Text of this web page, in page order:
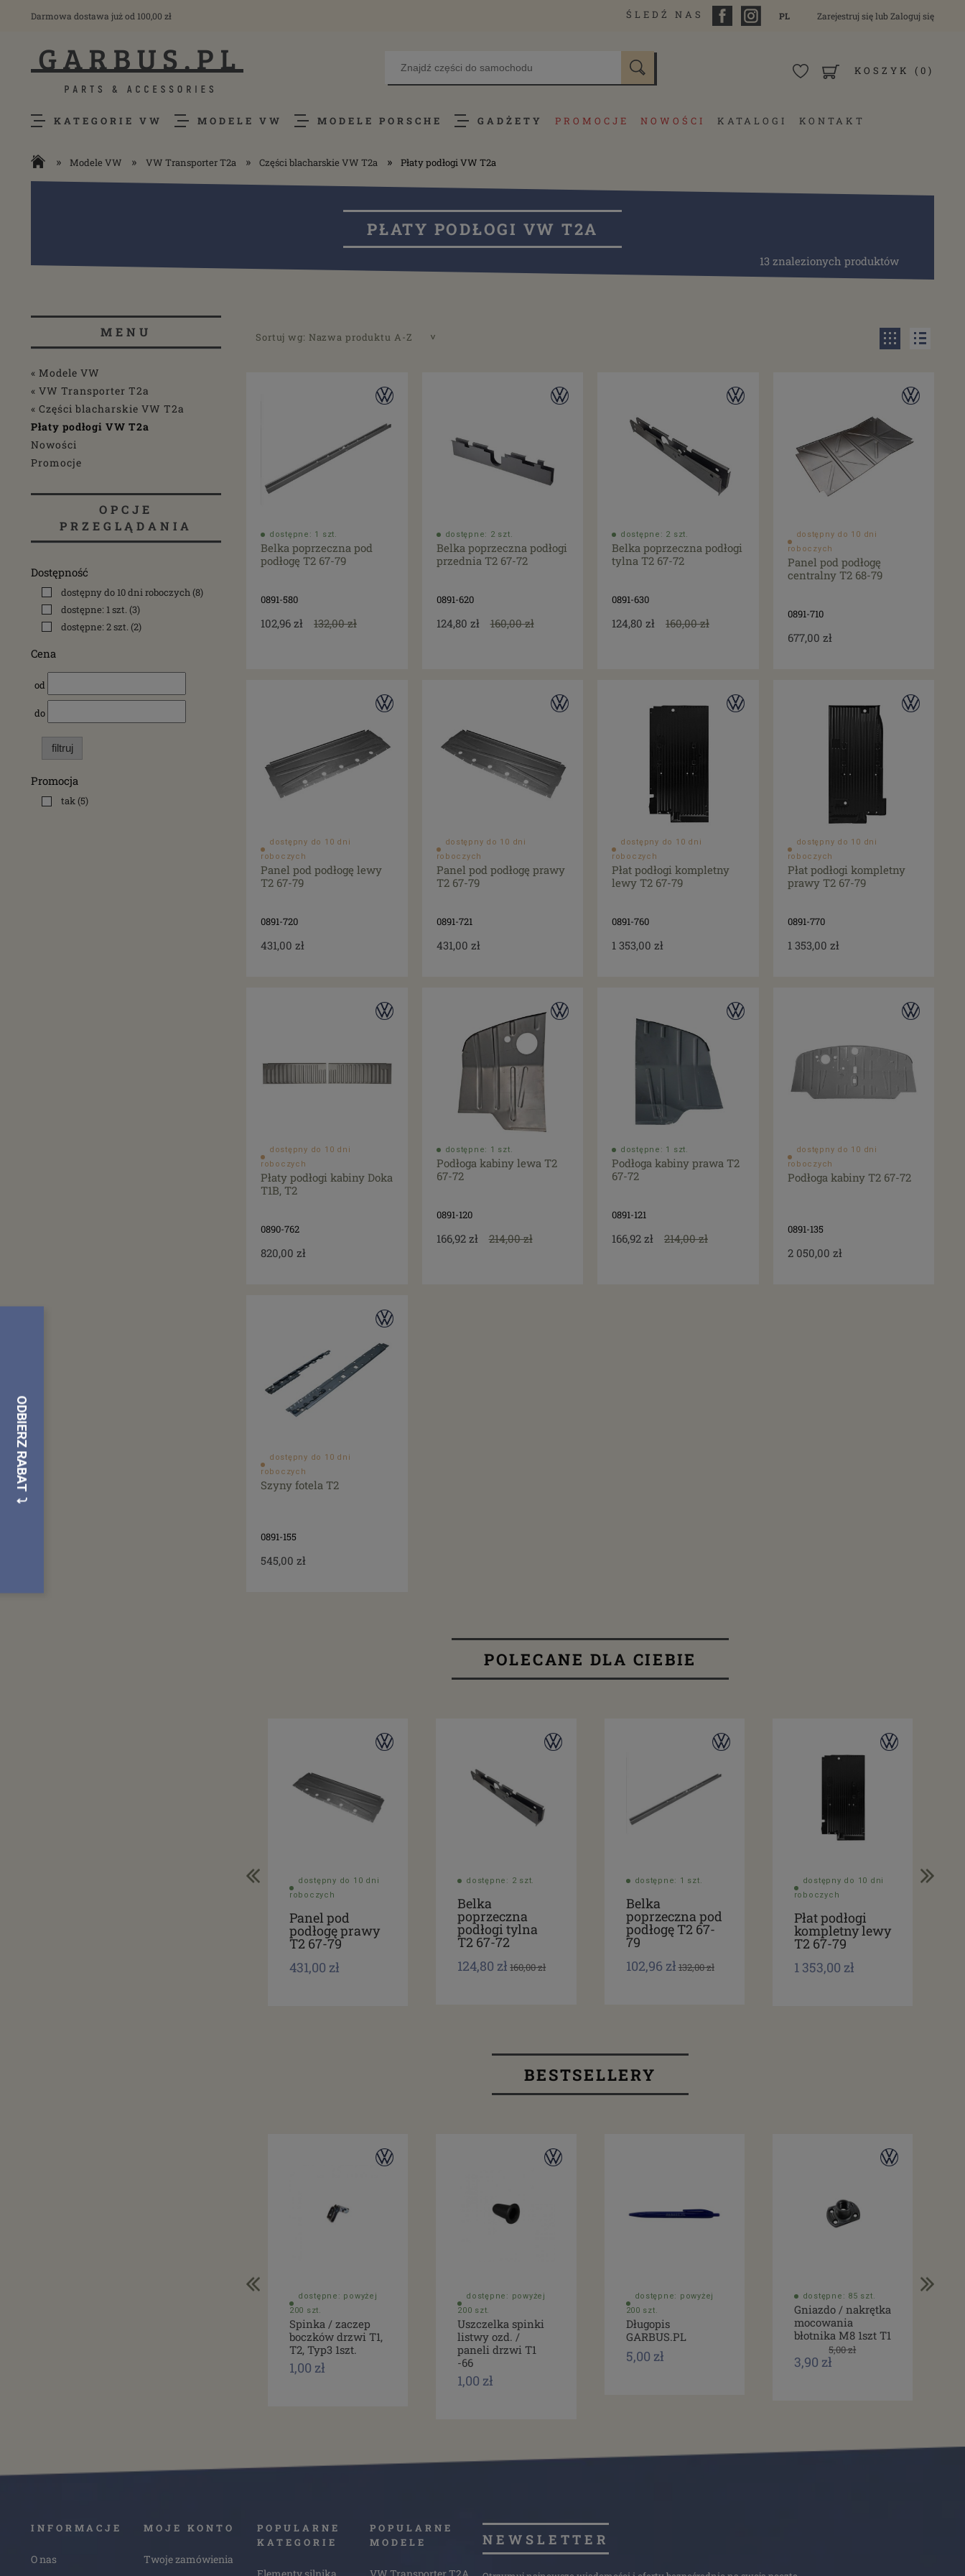
Darmowa dostawa już od 100,00 zł ŚLEDŹ NAS PL Zarejestruj sięlub Zaloguj się
KOSZYK (0)
KATEGORIE VW MODELE VW MODELE PORSCHE GADŻETY PROMOCJE NOWOŚCI KATALOGI KONTAKT
» Modele VW » VW Transporter T2a » Części blacharskie VW T2a » Płaty podłogi VW T2a
PŁATY PODŁOGI VW T2A
13 znalezionych produktów
MENU
« Modele VW
« VW Transporter T2a
« Części blacharskie VW T2a
Płaty podłogi VW T2a
Nowości
Promocje
OPCJE
PRZEGLĄDANIA
Dostępność
dostępny do 10 dni roboczych(8)
dostępne: 1 szt. (3)
dostępne: 2 szt. (2)
Cena
od
do
filtruj
Promocja
tak(5)
Sortuj wg: Nazwa produktu A-Z
dostępne: 1 szt.
Belka poprzeczna pod
podłogę T2 67-79
0891-580
102,96 zł 132,00 zł
dostępne: 2 szt.
Belka poprzeczna podłogi
przednia T2 67-72
0891-620
124,80 zł 160,00 zł
dostępne: 2 szt.
Belka poprzeczna podłogi
tylna T2 67-72
0891-630
124,80 zł 160,00 zł
dostępny do 10 dni
roboczych
Panel pod podłogę
centralny T2 68-79
0891-710
677,00 zł
dostępny do 10 dni
roboczych
Panel pod podłogę lewy
T2 67-79
0891-720
431,00 zł
dostępny do 10 dni
roboczych
Panel pod podłogę prawy
T2 67-79
0891-721
431,00 zł
dostępny do 10 dni
roboczych
Płat podłogi kompletny
lewy T2 67-79
0891-760
1 353,00 zł
dostępny do 10 dni
roboczych
Płat podłogi kompletny
prawy T2 67-79
0891-770
1 353,00 zł
dostępny do 10 dni
roboczych
Płaty podłogi kabiny Doka
T1B, T2
0890-762
820,00 zł
dostępne: 1 szt.
Podłoga kabiny lewa T2
67-72
0891-120
166,92 zł 214,00 zł
dostępne: 1 szt.
Podłoga kabiny prawa T2
67-72
0891-121
166,92 zł 214,00 zł
dostępny do 10 dni
roboczych
Podłoga kabiny T2 67-72
0891-135
2 050,00 zł
dostępny do 10 dni
roboczych
Szyny fotela T2
0891-155
545,00 zł
POLECANE DLA CIEBIE
dostępny do 10 dni
roboczych
Panel pod
podłogę prawy
T2 67-79
431,00 zł
dostępne: 2 szt.
Belka
poprzeczna
podłogi tylna
T2 67-72
124,80 zł 160,00 zł
dostępne: 1 szt.
Belka
poprzeczna pod
podłogę T2 67-
79
102,96 zł132,00 zł
dostępny do 10 dni
roboczych
Płat podłogi
kompletny lewy
T2 67-79
1 353,00 zł
BESTSELLERY
dostępne: powyżej
200 szt.
Spinka / zaczep
boczków drzwi T1,
T2, Typ3 1szt.
1,00 zł
dostępne: powyżej
200 szt.
Uszczelka spinki
listwy ozd. /
paneli drzwi T1
-66
1,00 zł
dostępne: powyżej
200 szt.
Długopis
GARBUS.PL
5,00 zł
dostępne: 85 szt.
Gniazdo / nakrętka
mocowania
błotnika M8 1szt T1
5,00 zł
3,90 zł
INFORMACJE
O nas
MOJE KONTO
Twoje zamówienia
POPULARNE
KATEGORIE
Elementy silnika
POPULARNE
MODELE
VW Transporter T2A
NEWSLETTER